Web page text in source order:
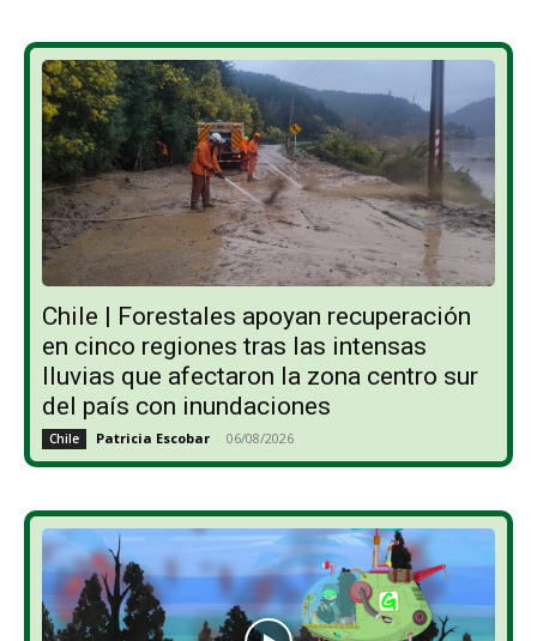
Chile | Forestales apoyan recuperación
en cinco regiones tras las intensas
lluvias que afectaron la zona centro sur
del país con inundaciones
Chile Patricia Escobar - 06/08/2026